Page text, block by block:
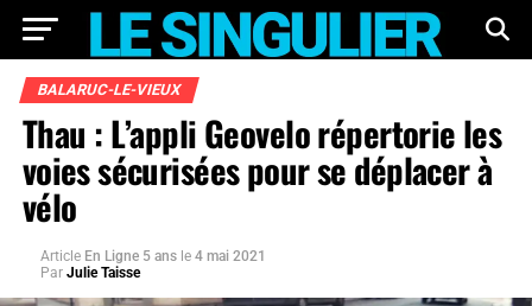
BALARUC-LE-VIEUX
Thau : L’appli Geovelo répertorie les
voies sécurisées pour se déplacer à
vélo
Article En Ligne 5 ans le 4 mai 2021
Par Julie Taisse